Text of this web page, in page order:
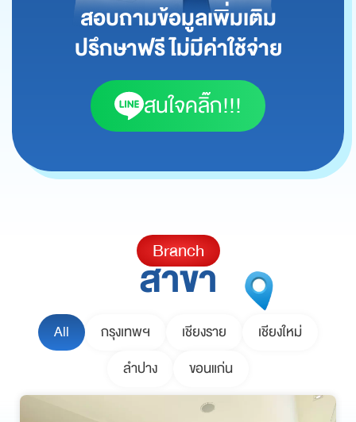
สอบถามข้อมูลเพิ่มเติม
ปรึกษาฟรี ไม่มีค่าใช้จ่าย
สนใจคลิ๊ก!!!
Branch
สาขา
All กรุงเทพฯ เชียงราย
เชียงใหม่
ลำปาง
ขอนแก่น